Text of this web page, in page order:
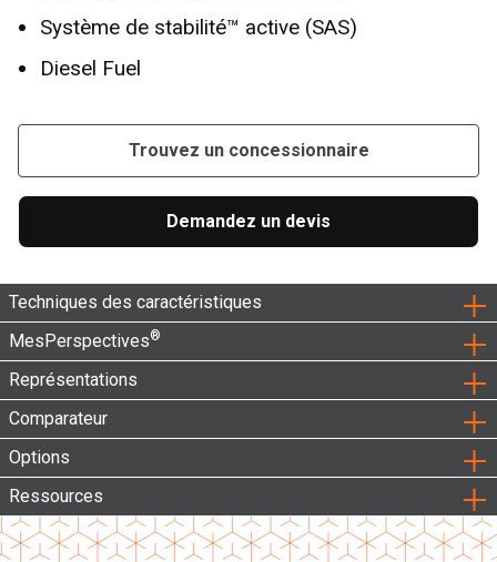
Système de stabilité™ active (SAS)
Diesel Fuel
Trouvez un concessionnaire
Demandez un devis
Techniques des caractéristiques
MesPerspectives®
Représentations
Comparateur
Options
Ressources